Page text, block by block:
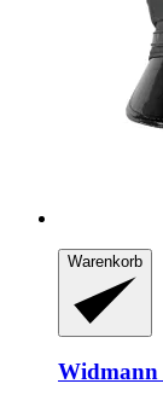
Warenkorb
Widmann